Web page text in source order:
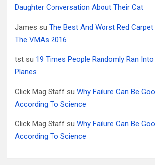
Daughter Conversation About Their Cat
James su The Best And Worst Red
The VMAs 2016
tst su 19 Times People Randomly Ran
Planes
Click Mag Staff su Why Failure Can Be
According To Science
Click Mag Staff su Why Failure Can Be
According To Science